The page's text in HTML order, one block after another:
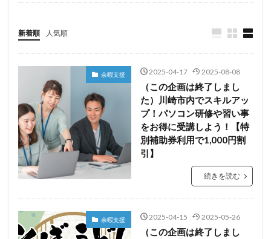
新着順 人気順
余暇支援 2025-04-17 2025-08-08
（この企画は終了しまし
た）川崎市内でスキルアッ
プ！パソコン研修や習い事
をお得に受講しよう！【特
別補助券利用で1,000円割
引】
続きを読む
余暇支援 2025-04-15 2025-05-26
（この企画は終了しまし